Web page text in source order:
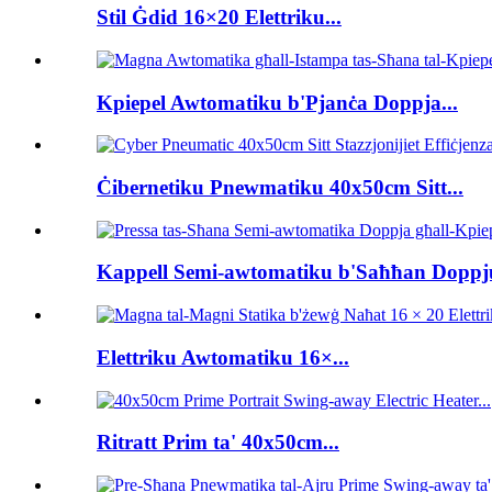
Stil Ġdid 16×20 Elettriku...
Kpiepel Awtomatiku b'Pjanċa Doppja...
Ċibernetiku Pnewmatiku 40x50cm Sitt...
Kappell Semi-awtomatiku b'Saħħan
Elettriku Awtomatiku 16×...
Ritratt Prim ta' 40x50cm...